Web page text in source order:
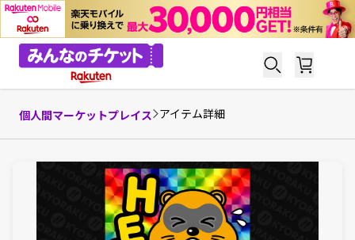
個人間マーケットプレイス アイテム詳細